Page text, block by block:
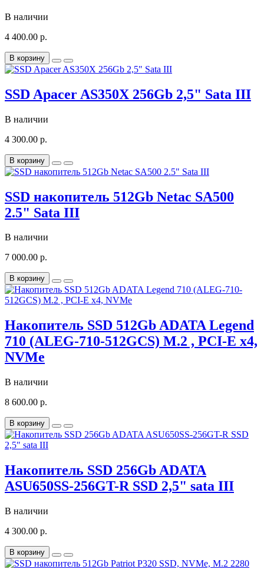
В наличии
4 400.00 р.
В корзину
SSD Apacer AS350X 256Gb 2,5" Sata III
В наличии
4 300.00 р.
В корзину
SSD накопитель 512Gb Netac SA500
2.5" Sata III
В наличии
7 000.00 р.
В корзину
Накопитель SSD 512Gb ADATA Legend
710 (ALEG-710-512GCS) M.2 , PCI-E x4,
NVMe
В наличии
8 600.00 р.
В корзину
Накопитель SSD 256Gb ADATA
ASU650SS-256GT-R SSD 2,5" sata III
В наличии
4 300.00 р.
В корзину